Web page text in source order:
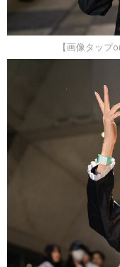
【画像タップ